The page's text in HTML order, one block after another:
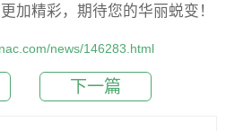
加精彩，期待您的华丽蜕变！
news/146283.html
下一篇